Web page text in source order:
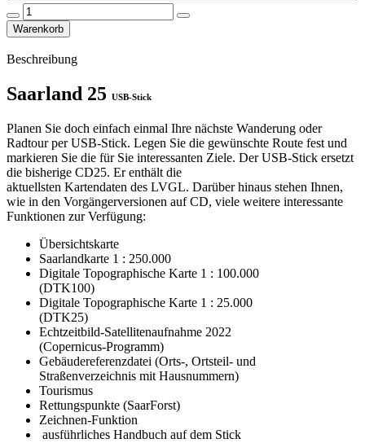
Beschreibung
Saarland 25 USB-Stick
Planen Sie doch einfach einmal Ihre nächste Wanderung oder
Radtour per USB-Stick. Legen Sie die gewünschte Route fest und
markieren Sie die für Sie interessanten Ziele. Der USB-Stick ersetzt
die bisherige CD25. Er enthält die
aktuellsten Kartendaten des LVGL. Darüber hinaus stehen Ihnen,
wie in den Vorgängerversionen auf CD, viele weitere interessante
Funktionen zur Verfügung:
Übersichtskarte
Saarlandkarte 1 : 250.000
Digitale Topographische Karte 1 : 100.000
(DTK100)
Digitale Topographische Karte 1 : 25.000
(DTK25)
Echtzeitbild-Satellitenaufnahme 2022
(Copernicus-Programm)
Gebäudereferenzdatei (Orts-, Ortsteil- und
Straßenverzeichnis mit Hausnummern)
Tourismus
Rettungspunkte (SaarForst)
Zeichnen-Funktion
ausführliches Handbuch auf dem Stick